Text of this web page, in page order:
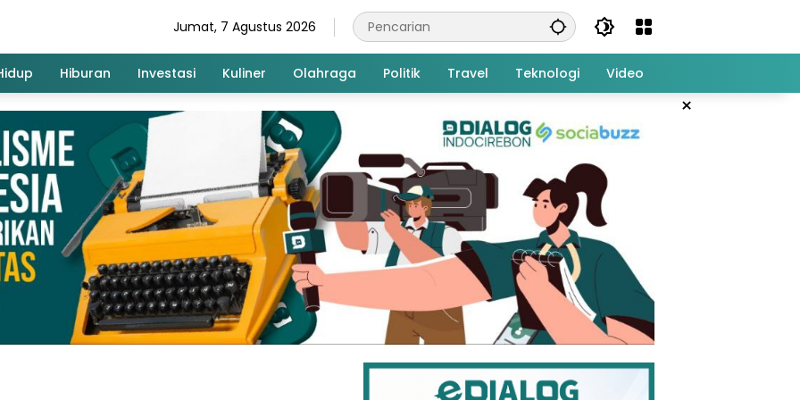
Jumat, 7 Agustus 2026
Hiburan Investasi Kuliner Olahraga Politik Travel Teknologi Video
×